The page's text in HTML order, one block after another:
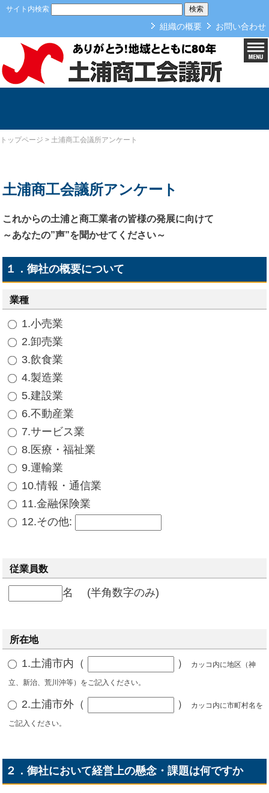
本文へ
サイト内検索
組織の概要 お問い合わせ
土浦商工会議所アンケート
トップページ > 土浦商工会議所アンケート
土浦商工会議所アンケート
これからの土浦と商工業者の皆様の発展に向けて
～あなたの”声”を聞かせてください～
１．御社の概要について
業種
1.小売業
2.卸売業
3.飲食業
4.製造業
5.建設業
6.不動産業
7.サービス業
8.医療・福祉業
9.運輸業
10.情報・通信業
11.金融保険業
12.その他:
従業員数
名 (半角数字のみ)
所在地
1.土浦市内 （ ） カッコ内に地区（神
立、新治、荒川沖等）をご記入ください。
2.土浦市外 （ ） カッコ内に市町村名を
ご記入ください。
２．御社において経営上の懸念・課題は何ですか